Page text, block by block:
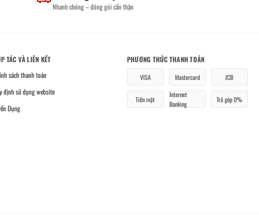
Nhanh chóng – đóng gói cẩn thận
TÁC VÀ LIÊN KẾT
sách thanh toán
định sử dụng website
Dụng
PHƯƠNG THỨC THANH TOÁN
VISA Mastercard JCB
Tiền mặt
Internet
Banking
Trả góp 0%